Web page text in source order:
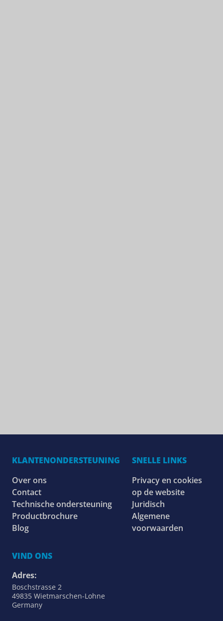
KLANTENONDERSTEUNING
Over ons
Contact
Technische ondersteuning
Productbrochure
Blog
SNELLE LINKS
Privacy en cookies
op de website
Juridisch
Algemene
voorwaarden
VIND ONS
Adres:
Boschstrasse 2
49835 Wietmarschen-Lohne
Germany